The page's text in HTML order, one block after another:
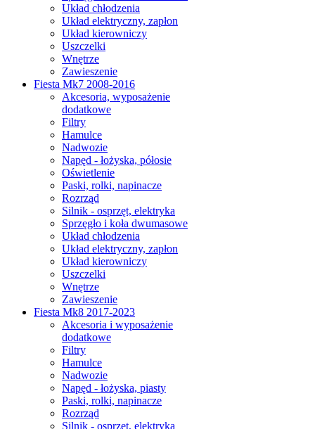
Układ chłodzenia
Układ elektryczny, zapłon
Układ kierowniczy
Uszczelki
Wnętrze
Zawieszenie
Fiesta Mk7 2008-2016
Akcesoria, wyposażenie
dodatkowe
Filtry
Hamulce
Nadwozie
Napęd - łożyska, półosie
Oświetlenie
Paski, rolki, napinacze
Rozrząd
Silnik - osprzęt, elektryka
Sprzęgło i koła dwumasowe
Układ chłodzenia
Układ elektryczny, zapłon
Układ kierowniczy
Uszczelki
Wnętrze
Zawieszenie
Fiesta Mk8 2017-2023
Akcesoria i wyposażenie
dodatkowe
Filtry
Hamulce
Nadwozie
Napęd - łożyska, piasty
Paski, rolki, napinacze
Rozrząd
Silnik - osprzęt, elektryka